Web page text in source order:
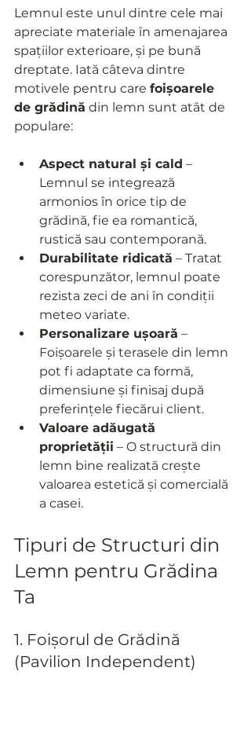
Lemnul este unul dintre cele mai
apreciate materiale în amenajarea
spațiilor exterioare, și pe bună
dreptate. Iată câteva dintre
motivele pentru care foișoarele
de grădină din lemn sunt atât de
populare:
Aspect natural și cald –
Lemnul se integrează
armonios în orice tip de
grădină, fie ea romantică,
rustică sau contemporană.
Durabilitate ridicată – Tratat
corespunzător, lemnul poate
rezista zeci de ani în condiții
meteo variate.
Personalizare ușoară –
Foișoarele și terasele din lemn
pot fi adaptate ca formă,
dimensiune și finisaj după
preferințele fiecărui client.
Valoare adăugată
proprietății – O structură din
lemn bine realizată crește
valoarea estetică și comercială
a casei.
Tipuri de Structuri din
Lemn pentru Grădina
Ta
1. Foișorul de Grădină
(Pavilion Independent)